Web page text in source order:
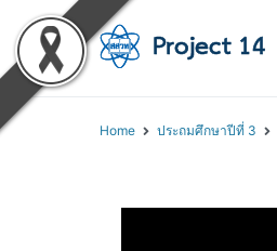
Home ประถมศึกษาปีที่ 3